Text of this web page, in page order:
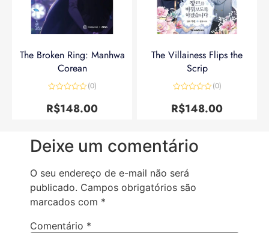
The Broken Ring: Manhwa
Corean
0
de
(0)
R$148.00
The Villainess Flips the
Scrip
0
de
(0)
R$148.00
Deixe um comentário
O seu endereço de e-mail não será
publicado. Campos obrigatórios são
marcados com *
Comentário *